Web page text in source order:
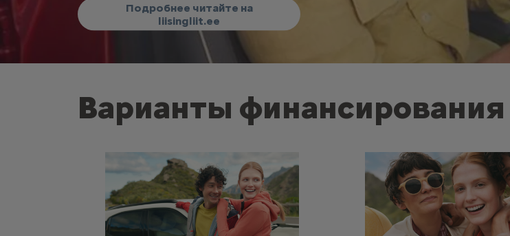
Подробнее читайте на
liisingliit.ee
Варианты финансирования